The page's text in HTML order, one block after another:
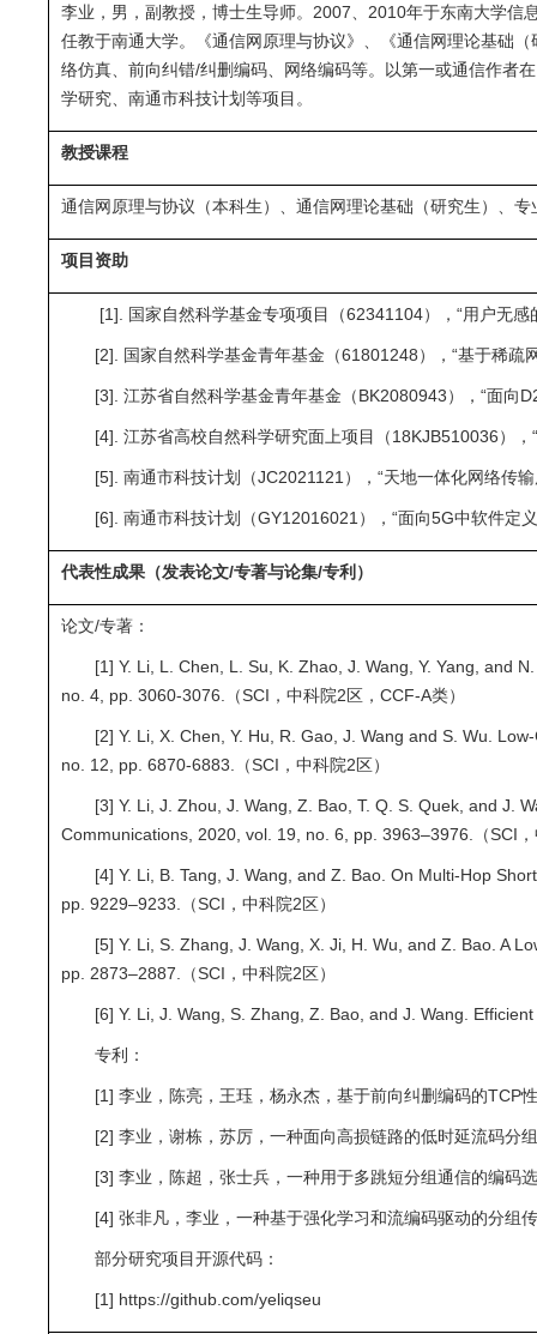
李业，男，副教授，博士生导师。2007、2010年于东南大学
任教于南通大学。《通信网原理与协议》、《通信网理论基础
络仿真、前向纠错/纠删编码、网络编码等。以第一或通信作者
学研究、南通市科技计划等项目。
教授课程
通信网原理与协议（本科生）、通信网理论基础（研究生）、专
项目资助
[1]. 国家自然科学基金专项项目（62341104），“用户无感
[2]. 国家自然科学基金青年基金（61801248），“基于稀
[3]. 江苏省自然科学基金青年基金（BK2080943），“面向
[4]. 江苏省高校自然科学研究面上项目（18KJB510036）
[5]. 南通市科技计划（JC2021121），“天地一体化网络传
[6]. 南通市科技计划（GY12016021），“面向5G中软件定
代表性成果（发表论文/专著与论集/专利）
论文/专著：
[1] Y. Li, L. Chen, L. Su, K. Zhao, J. Wang, Y. Yang, and
no. 4, pp. 3060-3076.（SCI，中科院2区，CCF-A类）
[2] Y. Li, X. Chen, Y. Hu, R. Gao, J. Wang and S. Wu.
no. 12, pp. 6870-6883.（SCI，中科院2区）
[3] Y. Li, J. Zhou, J. Wang, Z. Bao, T. Q. S. Quek, and J.
Communications, 2020, vol. 19, no. 6, pp. 3963–3976.（SCI
[4] Y. Li, B. Tang, J. Wang, and Z. Bao. On Multi-Hop
pp. 9229–9233.（SCI，中科院2区）
[5] Y. Li, S. Zhang, J. Wang, X. Ji, H. Wu, and Z. Bao. A
pp. 2873–2887.（SCI，中科院2区）
[6] Y. Li, J. Wang, S. Zhang, Z. Bao, and J. Wang.
专利：
[1] 李业，陈亮，王珏，杨永杰，基于前向纠删编码的
[2] 李业，谢栋，苏厉，一种面向高损链路的低时延流码
[3] 李业，陈超，张士兵，一种用于多跳短分组通信的编
[4] 张非凡，李业，一种基于强化学习和流编码驱动的分
部分研究项目开源代码：
[1] https://github.com/yeliqseu